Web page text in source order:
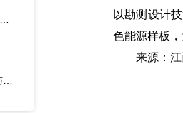
以勘测设计
色能源样板
来源：江